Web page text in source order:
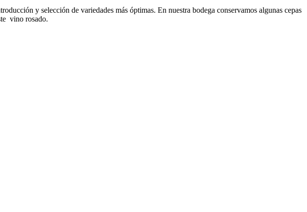
y selección de variedades más óptimas. En nuestra bodega conservamos algunas cepas
vino rosado.